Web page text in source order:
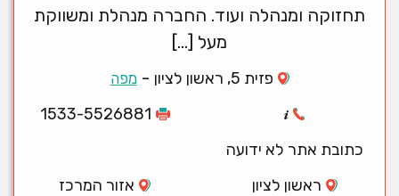
תחזוקה ומנהלה ועוד. החברה מנהלת ומשווקת
מעל […]
פזית 5, ראשון לציון -מפה
1533-5526881
כתובת אתר לא ידועה
ראשון לציון
אזור המרכז